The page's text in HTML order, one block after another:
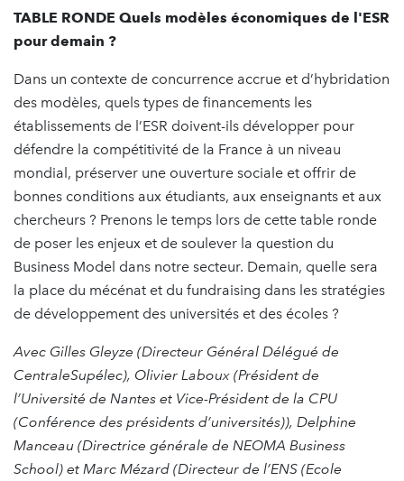
TABLE RONDE Quels modèles économiques de l'ESR
pour demain ?
Dans un contexte de concurrence accrue et d’hybridation
des modèles, quels types de financements les
établissements de l’ESR doivent-ils développer pour
défendre la compétitivité de la France à un niveau
mondial, préserver une ouverture sociale et offrir de
bonnes conditions aux étudiants, aux enseignants et aux
chercheurs ? Prenons le temps lors de cette table ronde
de poser les enjeux et de soulever la question du
Business Model dans notre secteur. Demain, quelle sera
la place du mécénat et du fundraising dans les stratégies
de développement des universités et des écoles ?
Avec Gilles Gleyze (Directeur Général Délégué de
CentraleSupélec), Olivier Laboux (Président de
l’Université de Nantes et Vice-Président de la CPU
(Conférence des présidents d’universités)), Delphine
Manceau (Directrice générale de NEOMA Business
School) et Marc Mézard (Directeur de l’ENS (Ecole